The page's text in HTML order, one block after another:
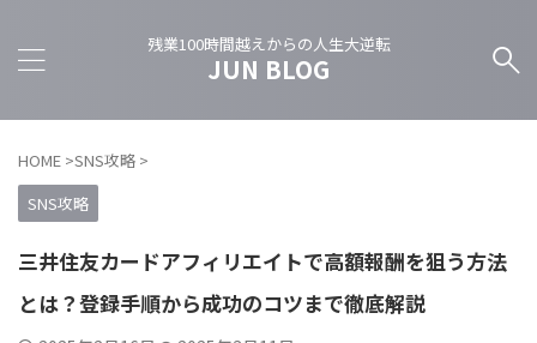
残業100時間越えからの人生大逆転
JUN BLOG
HOME >SNS攻略 >
SNS攻略
三井住友カードアフィリエイトで高額報酬を狙う方法
とは？登録手順から成功のコツまで徹底解説